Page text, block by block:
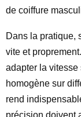
de coiffure
Dans la pratique,
vite et
adapter la vitesse
homogène sur
rend
précision doivent